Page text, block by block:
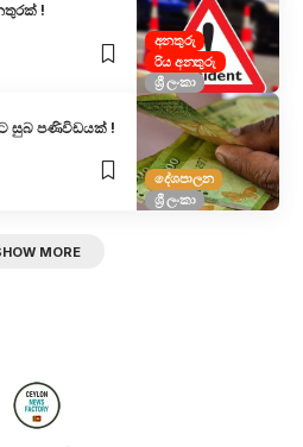
අනතුරු
රිය අනතුරු
ශ්‍රී ලංකා
!
දේශපාලන
ශ්‍රී ලංකා
සුබ පණිවිඩයක් !
MORE